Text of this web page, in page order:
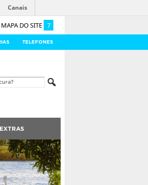
MAPA DO SITE 7
Canais
TELEFONES
EXTRAS